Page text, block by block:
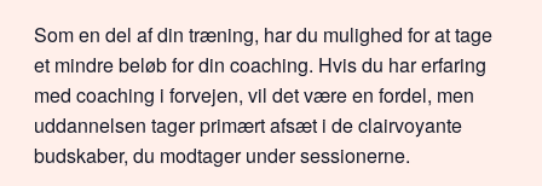
Som en del af din træning, har du mulighed for at tage
et mindre beløb for din coaching. Hvis du har erfaring
med coaching i forvejen, vil det være en fordel, men
uddannelsen tager primært afsæt i de clairvoyante
budskaber, du modtager under sessionerne.